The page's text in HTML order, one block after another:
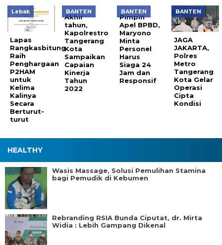
Lebak
Lapas
Rangkasbitung
Raih
Penghargaan
P2HAM
untuk
Kelima
Kalinya
Secara
Berturut-
turut
BANTEN
Akhir
tahun,
Kapolrestro
Tangerang
Kota
Sampaikan
Capaian
Kinerja
Tahun
2022
BANTEN
Pimpin
Apel BPBD,
Maryono
Minta
Personel
Harus
Siaga 24
Jam dan
Responsif
BANTEN
JAGA
JAKARTA,
Polres
Metro
Tangerang
Kota Gelar
Operasi
Cipta
Kondisi
HEALTHY
Wasis Massage, Solusi Pemulihan Stamina
bagi Pemudik di Kebumen
Rebranding RSIA Bunda Ciputat, dr. Mirta
Widia : Lebih Gampang Dikenal